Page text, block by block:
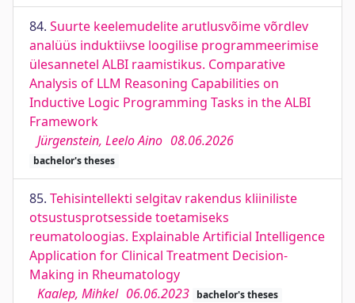
84. Suurte keelemudelite arutlusvõime võrdlev
analüüs induktiivse loogilise programmeerimise
ülesannetel ALBI raamistikus. Comparative
Analysis of LLM Reasoning Capabilities on
Inductive Logic Programming Tasks in the ALBI
Framework
Jürgenstein, Leelo Aino 08.06.2026
bachelor's theses
85. Tehisintellekti selgitav rakendus kliiniliste
otsustusprotsesside toetamiseks
reumatoloogias. Explainable Artificial Intelligence
Application for Clinical Treatment Decision-
Making in Rheumatology
Kaalep, Mihkel 06.06.2023 bachelor's theses